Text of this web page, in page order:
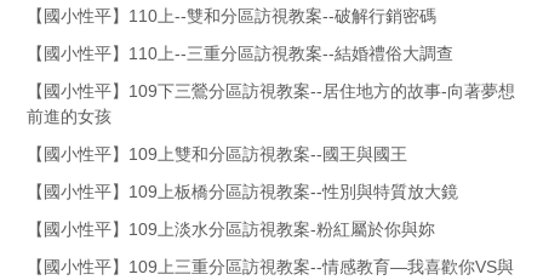
【國小性平】110上--雙和分區訪視教案--破解行銷密碼
【國小性平】110上--三重分區訪視教案--結婚禮俗大調查
【國小性平】109下三鶯分區訪視教案--居住地方的故事-向著夢想
前進的女孩
【國小性平】109上雙和分區訪視教案--國王與國王
【國小性平】109上板橋分區訪視教案--性別與特質放大鏡
【國小性平】109上淡水分區訪視教案-粉紅屬於你與妳
【國小性平】109上三重分區訪視教案--情感教育—我喜歡你VS與